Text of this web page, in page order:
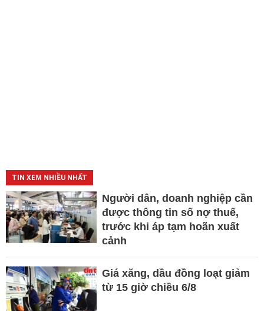
TIN XEM NHIỀU NHẤT
Người dân, doanh nghiệp cần
được thông tin số nợ thuế,
trước khi áp tạm hoãn xuất
cảnh
Giá xăng, dầu đồng loạt giảm
từ 15 giờ chiều 6/8